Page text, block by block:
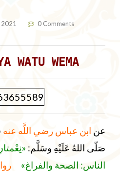
2021 0 Comments
WATU WEMA
عن ابن عباس رضي اللَّه عنه
صَلّى اللهُ عَلَيْهِ وسَلَّم:
الناس: الصحة والفراغ»